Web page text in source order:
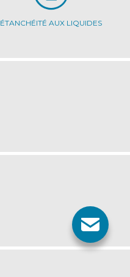
ÉTANCHÉITÉ AUX LIQUIDES